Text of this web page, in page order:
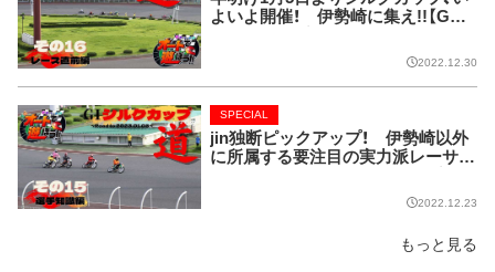
よいよ開催！ 伊勢崎に集え!!【GⅠ
2022.12.30
jin独断ピックアップ！ 伊勢崎以外
に所属する要注目の実力派レーサー
SPECIAL
2022.12.23
もっと見る